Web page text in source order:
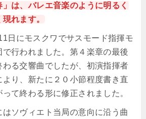
は、バレエ音楽のように明るく
れます。
日にモスクワでサスモード指揮モ
で行われました。第４楽章の最後
る交響曲でしたが、初演指揮者
り、新たに２０小節程度書き直
て終わる形に修正されました。
ソヴィエト当局の意向に沿う曲